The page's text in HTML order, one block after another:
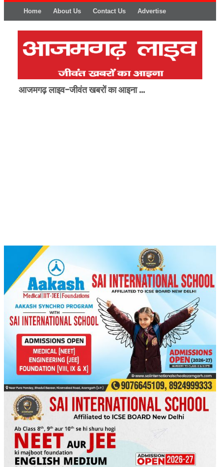
Home About Us Contact Us Advertise
आजमगढ़ लाइव-जीवंत खबरों का आइना ...